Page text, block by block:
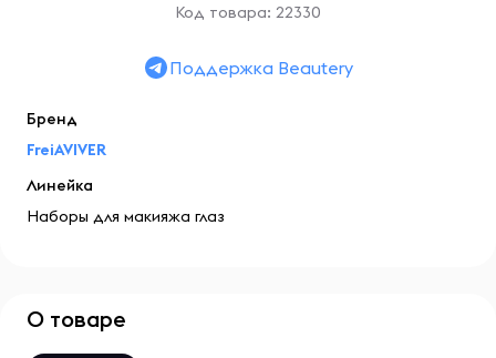
Код товара: 22330
Поддержка Beautery
Бренд
FreiAVIVER
Линейка
Наборы для макияжа глаз
О товаре